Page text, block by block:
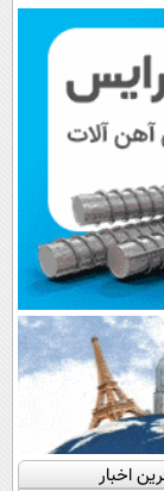
اخبار